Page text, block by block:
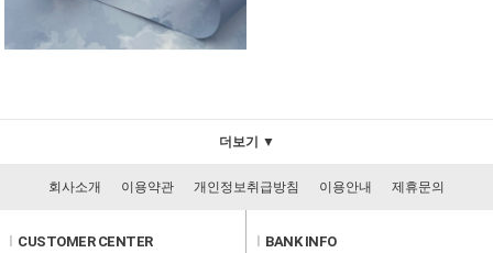
더보기 ▼
회사소개 이용약관 개인정보취급방침 이용안내 제휴문의
CUSTOMER CENTER BANK INFO